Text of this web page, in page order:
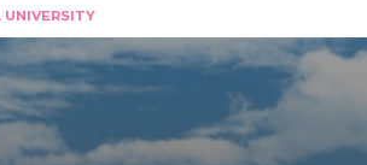
UNIVERSITY